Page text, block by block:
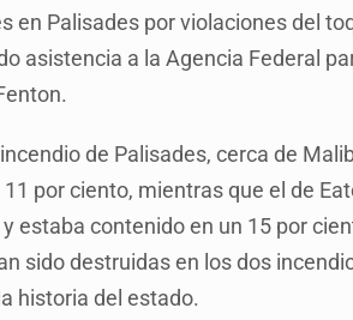
en Palisades por violaciones del
asistencia a la Agencia Federal
de Palisades, cerca de
por ciento, mientras que el de
estaba contenido en un 15 por
sido destruidas en los dos
historia del estado.